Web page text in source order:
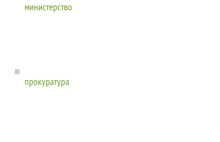
министерство
прокуратура